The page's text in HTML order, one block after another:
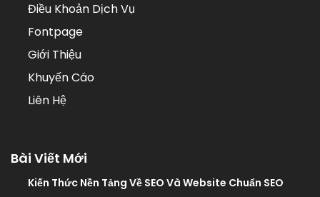
Điều Khoản Dịch Vụ
Fontpage
Giới Thiệu
Khuyến Cáo
Liên Hệ
Bài Viết Mới
Kiến Thức Nền Tảng Về SEO Và Website Chuẩn SEO